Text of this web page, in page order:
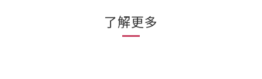
了解更多